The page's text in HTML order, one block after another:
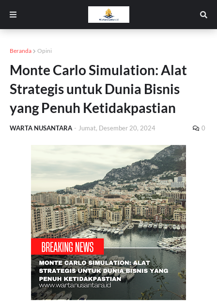
Beranda Opini
Monte Carlo Simulation: Alat
Strategis untuk Dunia Bisnis
yang Penuh Ketidakpastian
WARTA NUSANTARA - Jumat, Desember 20, 2024 0